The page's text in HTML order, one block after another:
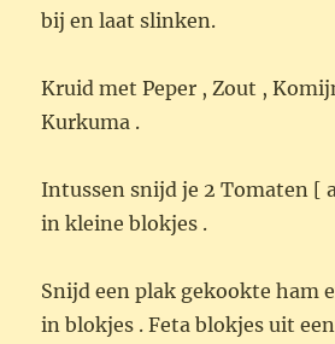
bij en laat slinken.
Kruid met Peper , Zout ,
Kurkuma .
Intussen snijd je 2 Tomaten [
in kleine blokjes .
Snijd een plak gekookte ham
in blokjes . Feta blokjes uit